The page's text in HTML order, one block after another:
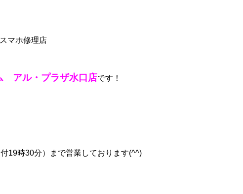
マホ修理店
アル・プラザ水口店です！
19時30分）まで営業しております(^^)